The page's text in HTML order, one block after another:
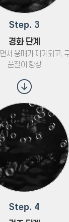
Step. 3
경화 단계
서 용매가 제거되고,
품질이 향상
Step. 4